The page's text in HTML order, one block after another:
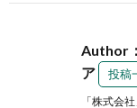
Author
ア
投稿
「株式会